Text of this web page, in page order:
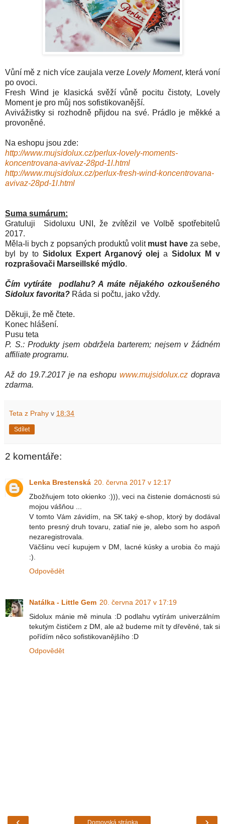
Vůní mě z nich více zaujala verzeLovely Moment, která voní
po ovoci.
Fresh Wind je klasická svěží vůně pocitu čistoty, Lovely
Moment je pro můj nos sofistikovanější.
Avivážistky si rozhodně přijdou na své. Prádlo je měkké a
provoněné.
Na eshopu jsou zde:
http://www.mujsidolux.cz/perlux-lovely-moments-
koncentrovana-avivaz-28pd-1l.html
http://www.mujsidolux.cz/perlux-fresh-wind-koncentrovana-
avivaz-28pd-1l.html
Suma sumárum:
Gratuluji Sidoluxu UNI, že zvítězil ve Volbě spotřebitelů
2017.
Měla-li bych z popsaných produktů volit must haveza sebe,
byl by to Sidolux Expert Arganový olejaSidolux M v
rozprašovači Marseillské mýdlo.
Čím vytíráte podlahu? A máte nějakého ozkoušeného
Sidolux favorita? Ráda si počtu, jako vždy.
Děkuji, že mě čtete.
Konec hlášení.
Pusu teta
P. S.: Produkty jsem obdržela barterem; nejsem v žádném
affiliate programu.
Až do 19.7.2017 je na eshopu www.mujsidolux.cz doprava
zdarma.
Teta z Prahy v 18:34
Sdílet
2 komentáře:
Lenka Brestenská 20. června 2017 v 12:17
Zbožňujem toto okienko :))), veci na čistenie domácnosti sú
mojou vášňou ...
V tomto Vám závidím, na SK taký e-shop, ktorý by dodával
tento presný druh tovaru, zatiaľ nie je, alebo som ho aspoň
nezaregistrovala.
Väčšinu vecí kupujem v DM, lacné kúsky a urobia čo majú
:).
Odpovědět
Natálka - Little Gem 20. června 2017 v 17:19
Sidolux mánie mě minula :D podlahu vytírám univerzálním
tekutým čističem z DM, ale až budeme mít ty dřevěné, tak si
pořídím něco sofistikovanějšího :D
Odpovědět
Domovská stránka